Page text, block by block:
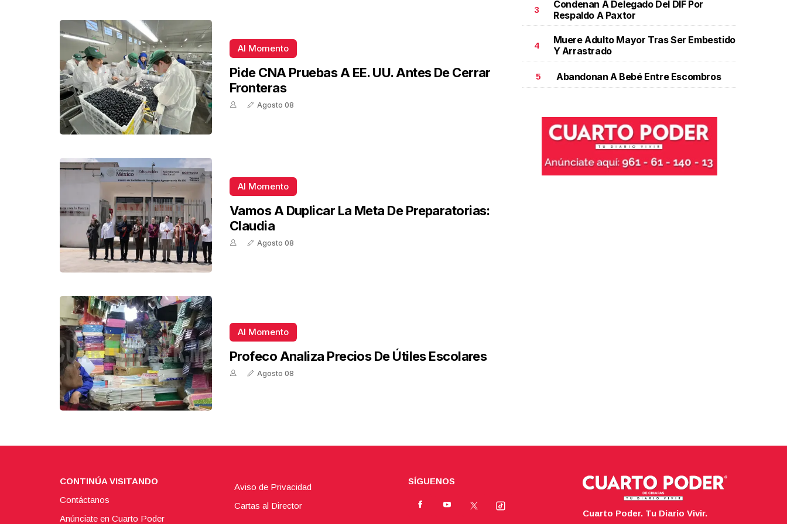
Al Momento
Pide CNA Pruebas A EE. UU. Antes De Cerrar
Fronteras
Agosto 08
Al Momento
Vamos A Duplicar La Meta De Preparatorias:
Claudia
Agosto 08
Al Momento
Profeco Analiza Precios De Útiles Escolares
Agosto 08
3
Condenan A Delegado Del DIF Por
Respaldo A Paxtor
4
Muere Adulto Mayor Tras Ser Embestido
Y Arrastrado
5 Abandonan A Bebé Entre Escombros
CONTINÚA VISITANDO
Contáctanos
Anúnciate en Cuarto Poder
Aviso de Privacidad
Cartas al Director
SÍGUENOS
Cuarto Poder. Tu Diario Vivir.